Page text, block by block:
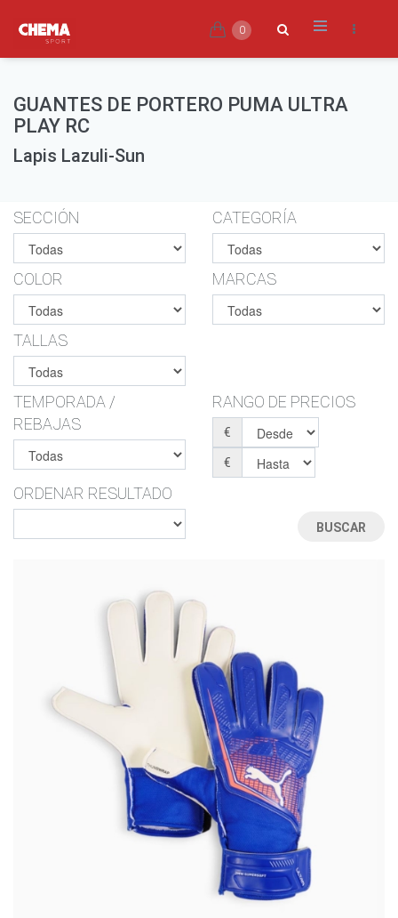
0
GUANTES DE PORTERO PUMA ULTRA
PLAY RC
Lapis Lazuli-Sun
SECCIÓN CATEGORÍA
COLOR MARCAS
TALLAS
TEMPORADA /
REBAJAS
RANGO DE PRECIOS
€
€
ORDENAR RESULTADO